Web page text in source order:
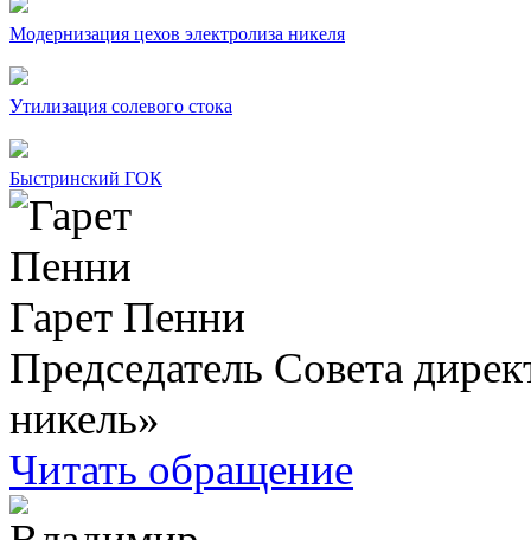
Модернизация цехов электролиза никеля
Утилизация солевого стока
Быстринский ГОК
Гарет Пенни
Председатель Совета
никель»
Читать обращение